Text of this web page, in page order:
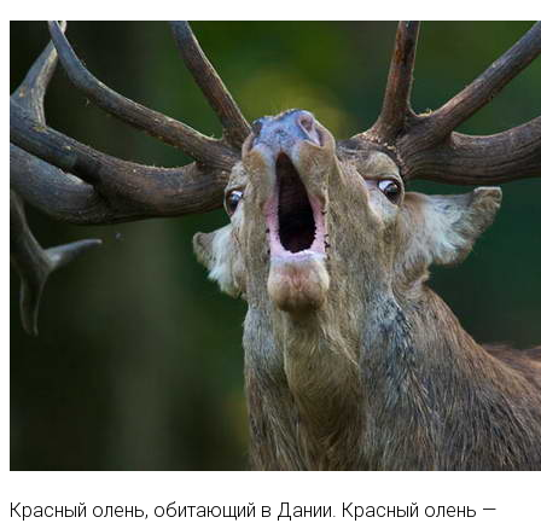
Красный олень, обитающий в Дании. Красный олень —